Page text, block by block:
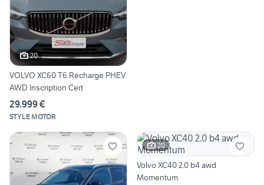
20
VOLVO XC60 T6 Recharge PHEV
AWD Inscription Cert
29.999 €
STYLE MOTOR
20
Volvo XC40 2.0 b4 awd
Momentum